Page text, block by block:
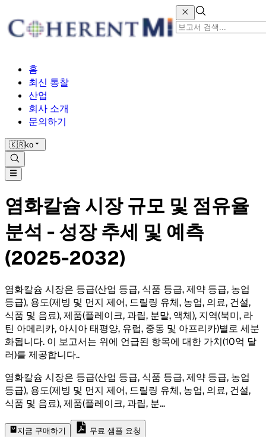
홈
최신 통찰
산업
회사 소개
문의하기
🇰🇷ko
염화칼슘 시장 규모 및 점유율
분석 - 성장 추세 및 예측
(2025-2032)
염화칼슘 시장은 등급(산업 등급, 식품 등급, 제약 등급, 농업
등급), 용도(제빙 및 먼지 제어, 드릴링 유체, 농업, 의료, 건설,
식품 및 음료), 제품(플레이크, 과립, 분말, 액체), 지역(북미, 라
틴 아메리카, 아시아 태평양, 유럽, 중동 및 아프리카)별로 세분
화됩니다. 이 보고서는 위에 언급된 항목에 대한 가치(10억 달
러)를 제공합니다..
염화칼슘 시장은 등급(산업 등급, 식품 등급, 제약 등급, 농업
등급), 용도(제빙 및 먼지 제어, 드릴링 유체, 농업, 의료, 건설,
식품 및 음료), 제품(플레이크, 과립, 분...
지금 구매하기 무료 샘플 요청